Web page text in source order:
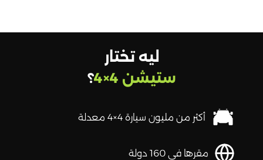
ليه تختار
ستيشن 4×4
؟
أكثر من مليون سيارة 4×4 معدلة
مقرها في 160 دولة